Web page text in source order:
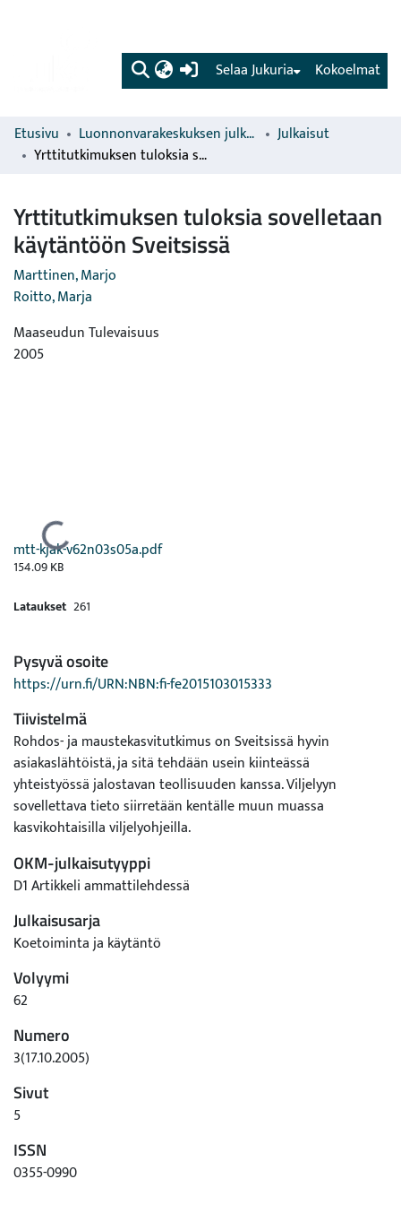
(current) Kokoelmat
Selaa Jukuria
Etusivu Luonnonvarakeskuksen julkaisut
Julkaisut
Yrttitutkimuksen tuloksia sovelletaan käytäntöön Sveitsissä
Yrttitutkimuksen tuloksia sovelletaan
käytäntöön Sveitsissä
Marttinen, Marjo
Roitto, Marja
Maaseudun Tulevaisuus
2005
Ladataan...
mtt-kjak-v62n03s05a.pdf
154.09 KB
Lataukset 261
Pysyvä osoite
https://urn.fi/URN:NBN:fi-fe2015103015333
Tiivistelmä
Rohdos- ja maustekasvitutkimus on Sveitsissä hyvin
asiakaslähtöistä, ja sitä tehdään usein kiinteässä
yhteistyössä jalostavan teollisuuden kanssa. Viljelyyn
sovellettava tieto siirretään kentälle muun muassa
kasvikohtaisilla viljelyohjeilla.
OKM-julkaisutyyppi
D1 Artikkeli ammattilehdessä
Julkaisusarja
Koetoiminta ja käytäntö
Volyymi
62
Numero
3(17.10.2005)
Sivut
5
ISSN
0355-0990